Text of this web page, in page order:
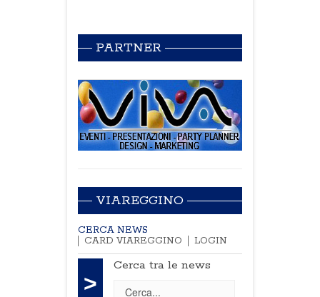
PARTNER
VIAREGGINO
CERCA NEWS
CARD VIAREGGINO
LOGIN
>
Cerca tra le news